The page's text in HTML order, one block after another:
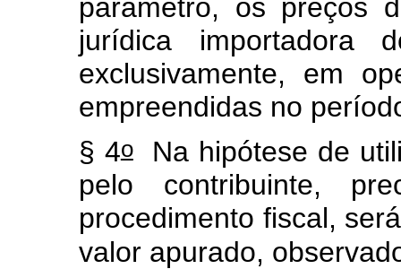
parâmetro, os preços
jurídica importadora
exclusivamente, em
empreendidas no
§ 4oNa hipótese de
pelo contribuinte,
procedimento fiscal,
valor apurado,